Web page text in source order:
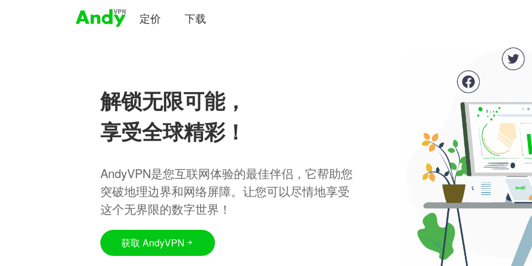
定价 下载
解锁无限可能，
享受全球精彩！
AndyVPN是您互联网体验的最佳伴侣，它帮助您
突破地理边界和网络屏障。让您可以尽情地享受
这个无界限的数字世界！
获取 AndyVPN